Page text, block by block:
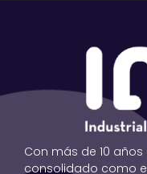
Con más de 10
consolidado como